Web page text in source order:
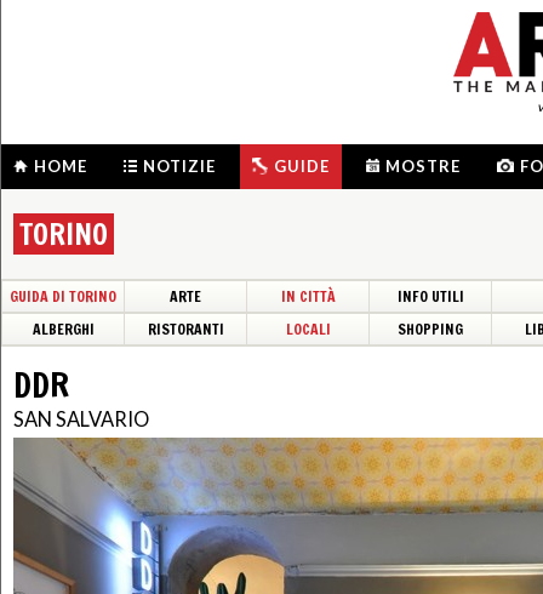
HOME NOTIZIE GUIDE MOSTRE
TORINO
GUIDA DI TORINO ARTE IN CITTÀ
INFO UTILI
ALBERGHI
RISTORANTI LOCALI SHOPPING
DDR
SAN SALVARIO